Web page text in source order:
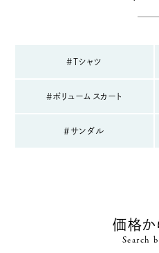
#Tシャツ
#ボリュームスカート
#サンダル
価格か
Search